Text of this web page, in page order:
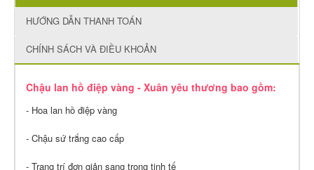
HƯỚNG DẪN THANH TOÁN
CHÍNH SÁCH VÀ ĐIỀU KHOẢN
Chậu lan hồ điệp vàng - Xuân yêu thương bao gồm:
- Hoa lan hồ điệp vàng
- Chậu sứ trắng cao cấp
- Trang trí đơn giản sang trọng tinh tế